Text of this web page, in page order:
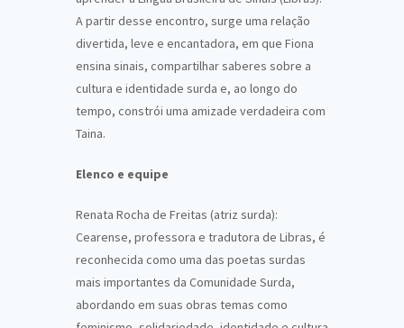
A partir desse encontro, surge uma relação
divertida, leve e encantadora, em que Fiona
ensina sinais, compartilhar saberes sobre a
cultura e identidade surda e, ao longo do
tempo, constrói uma amizade verdadeira com
Taina.
Elenco e equipe
Renata Rocha de Freitas (atriz surda):
Cearense, professora e tradutora de Libras, é
reconhecida como uma das poetas surdas
mais importantes da Comunidade Surda,
abordando em suas obras temas como